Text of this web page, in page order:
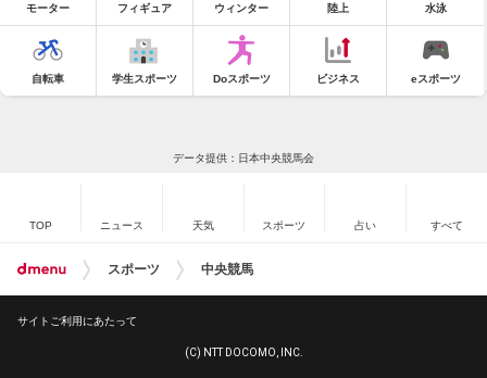
モーター フィギュア ウィンター 陸上 水泳
自転車 学生スポーツ Doスポーツ ビジネス eスポーツ
データ提供：日本中央競馬会
TOP ニュース 天気 スポーツ 占い すべて
スポーツ 中央競馬
サイトご利用にあたって
(C) NTT DOCOMO, INC.